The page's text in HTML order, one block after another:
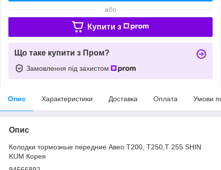
або
Купити з
Що таке купити з Пром?
Замовлення під захистом
Опис Характеристики Доставка Оплата Умови
Опис
Колодки тормозные передние Авео Т200, Т250,Т 255 SHIN
KUM Корея